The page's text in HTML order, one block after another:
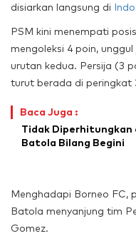
disiarkan langsung di
PSM kini menempati
mengoleksi 4 poin,
urutan kedua. Persija (3
turut berada di peringkat
Baca Juga :
Tidak Diperhitungkan
Batola Bilang Begini
Menghadapi Borneo FC,
Batola menyanjung tim
Gomez.